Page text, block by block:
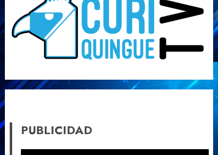
PUBLICIDAD